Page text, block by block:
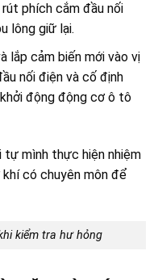
phích cắm đầu nối
lông giữ lại.
lắp cảm biến mới vào vị
nối điện và cố định
động động cơ ô tô
tự mình thực hiện nhiệm
có chuyên môn để
kiểm tra hư hỏng